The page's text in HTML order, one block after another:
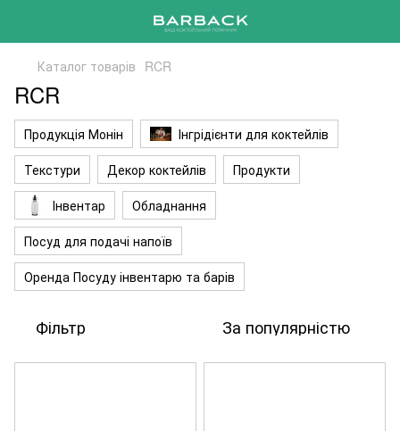
Каталог товарів RCR
RCR
Продукція Монін
Інгрідієнти для коктейлів
Текстури
Декор коктейлів
Продукти
Інвентар
Обладнання
Посуд для подачі напоїв
Оренда Посуду інвентарю та барів
Фільтр За популярністю